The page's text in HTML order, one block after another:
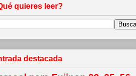
quieres leer?
destacada